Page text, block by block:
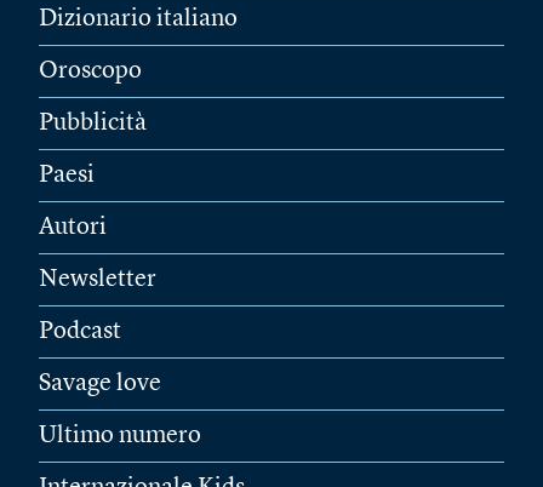
Dizionario italiano
Oroscopo
Pubblicità
Paesi
Autori
Newsletter
Podcast
Savage love
Ultimo numero